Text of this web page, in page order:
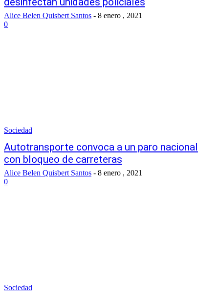
Alice Belen Quisbert Santos - 8 enero , 2021
0
Sociedad
Autotransporte convoca a un paro nacional
con bloqueo de carreteras
Alice Belen Quisbert Santos - 8 enero , 2021
0
Sociedad